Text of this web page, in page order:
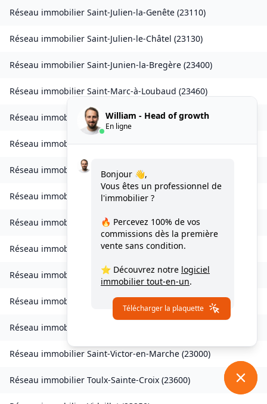
Réseau immobilier Saint-Julien-la-Genête (23110)
Réseau immobilier Saint-Julien-le-Châtel (23130)
Réseau immobilier Saint-Junien-la-Bregère (23400)
Réseau immobilier Saint-Marc-à-Loubaud (23460)
Réseau immobilierSaint-Martial-le-Mont(23150)
Réseau immobilierSaint-Maurice-la-Souterraine(23300)
Réseau immobilierSaint-Médard-la-Rochette
Réseau immobilier Saint-Merd-la-Breuille
Réseau immobilier Saint-Pardoux-d'Arnet (23260
Réseau immobilier Saint-Pardoux-Morterolles
Réseau immobilier Saint-Priest-Palus (23400)
Réseau immobilier Saint-Quentin-la-Chabanne 23500 )
Réseau immobilier
Réseau immobilier Saint-Victor-en-Marche (23000)
Réseau immobilier Toulx-Sainte-Croix (23600)
William - Head of growth
En ligne
Bonjour 👋,
Vous êtes un professionnel de
l'immobilier ?
🔥 Percevez 100% de vos
commissions dès la première
vente sans condition.
⭐ Découvrez notre logiciel
immobilier tout-en-un.
Télécharger la plaquette